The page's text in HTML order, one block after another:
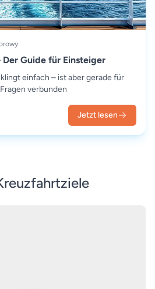
Guide für Einsteiger
einfach – ist aber gerade für
verbunden
Jetzt lesen